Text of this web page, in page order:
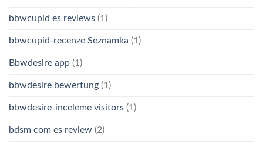
bbwcupid es reviews (1)
bbwcupid-recenze Seznamka (1)
Bbwdesire app (1)
bbwdesire bewertung (1)
bbwdesire-inceleme visitors (1)
bdsm com es review (2)